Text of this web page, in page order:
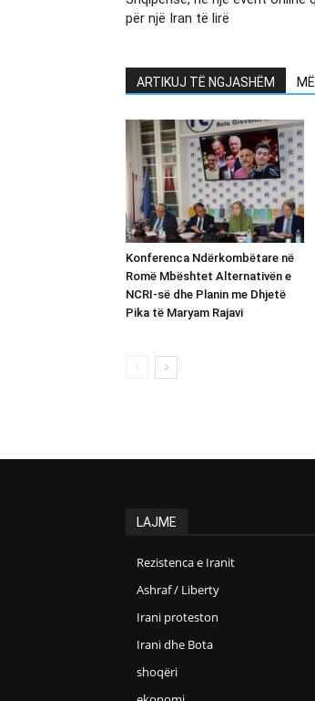
për një Iran të lirë
ARTIKUJ TË NGJASHËM
Konferenca Ndërkombëtare në
Romë Mbështet Alternativën e
NCRI-së dhe Planin me Dhjetë
Pika të Maryam Rajavi
LAJME
Rezistenca e Iranit
Ashraf / Liberty
Irani proteston
Irani dhe Bota
shoqëri